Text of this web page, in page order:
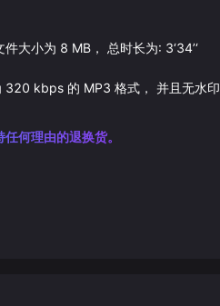
件大小为 8 MB， 总时长为: 3‘34’‘
320 kbps 的 MP3 格式， 并且无水印
何理由的退换货。